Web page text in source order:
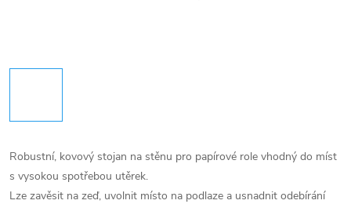
Robustní, kovový stojan na stěnu pro papírové role vhodný do míst
s vysokou spotřebou utěrek.
Lze zavěsit na zeď, uvolnit místo na podlaze a usnadnit odebírání